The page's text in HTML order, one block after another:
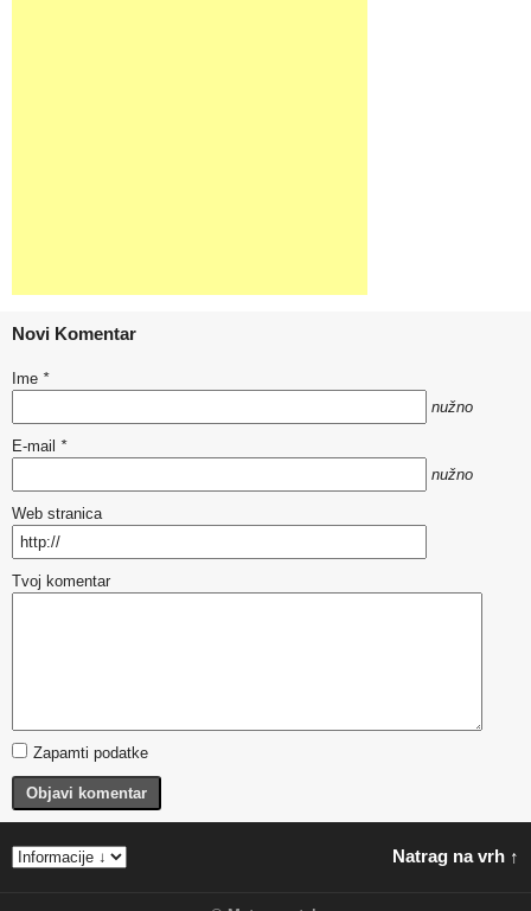
Novi Komentar
Ime *
nužno
E-mail *
nužno
Web stranica
Tvoj komentar
Zapamti podatke
Objavi komentar
Natrag na vrh ↑